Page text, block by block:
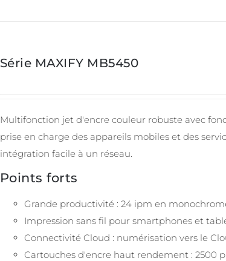
Série MAXIFY MB5450
Multifonction jet d'encre couleur robuste avec
prise en charge des appareils mobiles et des
intégration facile à un réseau.
Points forts
Grande productivité : 24 ipm en
Impression sans fil pour smartphones et
Connectivité Cloud : numérisation vers le
Cartouches d'encre haut rendement : 2500